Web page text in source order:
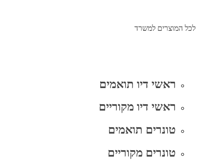
לכל המוצרים למשרד
ראשי דיו תואמים
ראשי דיו מקוריים
טונרים תואמים
טונרים מקוריים